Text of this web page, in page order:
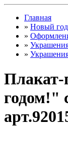
Главная
» Новый год
»
»
»
годом!"